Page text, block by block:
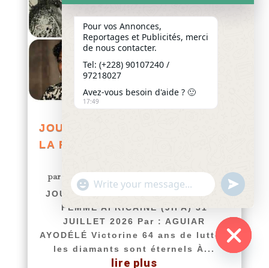
JOURNÉE INTERNATIONALE DE
LA FEMME AFRICAINE (JIFA) 31
par Yawo KLOUSSE Actualités
JOURNÉE INTERNATIONALE DE LA
FEMME AFRICAINE (JIFA) 31
JUILLET 2026 Par : AGUIAR
AYODÉLÉ Victorine 64 ans de lutte :
les diamants sont éternels À...
lire plus
Pour vos Annonces,
Reportages et Publicités, merci
de nous contacter.
Tel: (+228) 90107240 /
97218027
Avez-vous besoin d'aide ? 🙂
17:49
"+chaty_settings.lang.emoji_picker+"
WhatsApp
undefined